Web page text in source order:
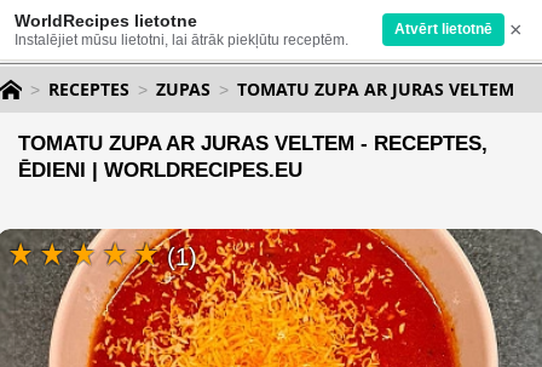
WorldRecipes lietotne
Instalējiet mūsu lietotni, lai ātrāk piekļūtu receptēm.
Atvērt lietotnē ×
RECEPTES ZUPAS TOMATU ZUPA AR JURAS VELTEM
TOMATU ZUPA AR JURAS VELTEM - RECEPTES,
ĒDIENI | WORLDRECIPES.EU
(1)